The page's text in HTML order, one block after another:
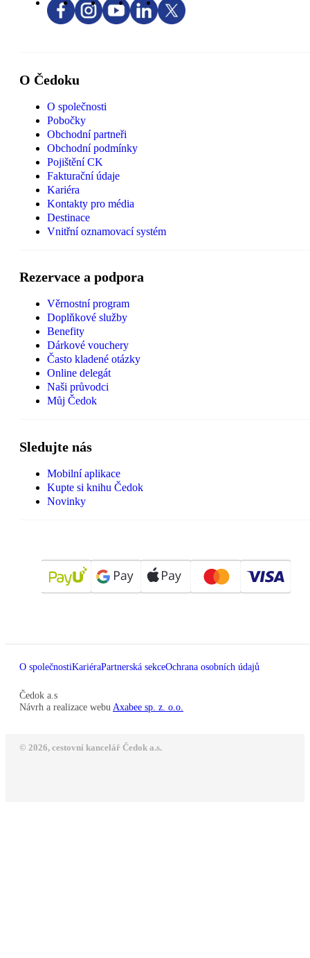
O Čedoku
O společnosti
Pobočky
Obchodní partneři
Obchodní podmínky
Pojištění CK
Fakturační údaje
Kariéra
Kontakty pro média
Destinace
Vnitřní oznamovací systém
Rezervace a podpora
Věrnostní program
Doplňkové služby
Benefity
Dárkové vouchery
Často kladené otázky
Online delegát
Naši průvodci
Můj Čedok
Sledujte nás
Mobilní aplikace
Kupte si knihu Čedok
Novinky
O společnostiKariéraPartnerská sekceOchrana osobních údajů
Čedok a.s
Návrh a realizace webu Axabee sp. z. o.o.
© 2026, cestovní kancelář Čedok a.s.